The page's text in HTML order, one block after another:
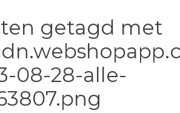
getagd met
08-28-alle-